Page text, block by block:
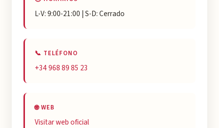
L-V: 9:00-21:00 | S-D: Cerrado
📞 TELÉFONO
+34 968 89 85 23
🌐 WEB
Visitar web oficial